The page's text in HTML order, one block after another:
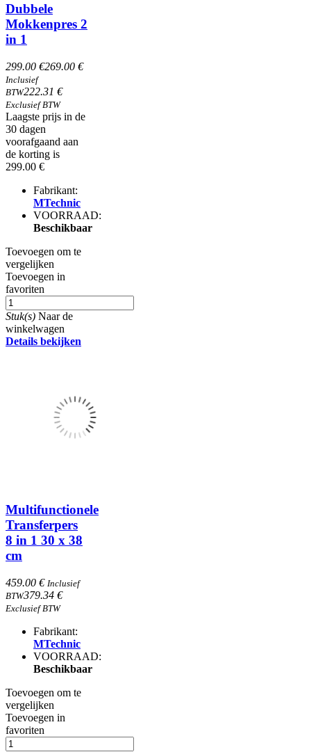
Dubbele
Mokkenpres 2
in 1
299.00 €269.00 €
Inclusief
BTW222.31 €
Exclusief BTW
Laagste prijs in de
30 dagen
voorafgaand aan
de korting is
299.00 €
Fabrikant:
MTechnic
VOORRAAD:
Beschikbaar
Toevoegen om te
vergelijken
Toevoegen in
favoriten
Stuk(s) Naar de
winkelwagen
Details bekijken
Multifunctionele
Transferpers
8 in 1 30 x 38
cm
459.00 € Inclusief
BTW379.34 €
Exclusief BTW
Fabrikant:
MTechnic
VOORRAAD:
Beschikbaar
Toevoegen om te
vergelijken
Toevoegen in
favoriten